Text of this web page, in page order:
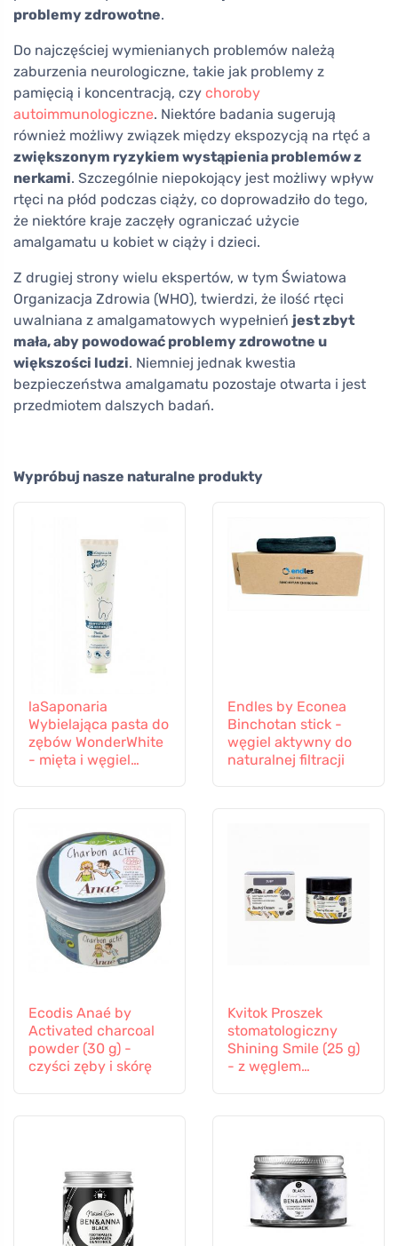
problemy zdrowotne.
Do najczęściej wymienianych problemów należą
zaburzenia neurologiczne, takie jak problemy z
pamięcią i koncentracją, czy choroby
autoimmunologiczne. Niektóre badania sugerują
również możliwy związek między ekspozycją na rtęć a
zwiększonym ryzykiem wystąpienia problemów z
nerkami. Szczególnie niepokojący jest możliwy wpływ
rtęci na płód podczas ciąży, co doprowadziło do tego,
że niektóre kraje zaczęły ograniczać użycie
amalgamatu u kobiet w ciąży i dzieci.
Z drugiej strony wielu ekspertów, w tym Światowa
Organizacja Zdrowia (WHO), twierdzi, że ilość rtęci
uwalniana z amalgamatowych wypełnień jest zbyt
mała, aby powodować problemy zdrowotne u
większości ludzi. Niemniej jednak kwestia
bezpieczeństwa amalgamatu pozostaje otwarta i jest
przedmiotem dalszych badań.
Wypróbuj nasze naturalne produkty
laSaponaria
Wybielająca pasta do
zębów WonderWhite
- mięta i węgiel
Endles by Econea
Binchotan stick -
węgiel aktywny do
naturalnej filtracji
Ecodis Anaé by
Activated charcoal
powder (30 g) -
czyści zęby i skórę
Kvitok Proszek
stomatologiczny
Shining Smile (25 g)
- z węglem